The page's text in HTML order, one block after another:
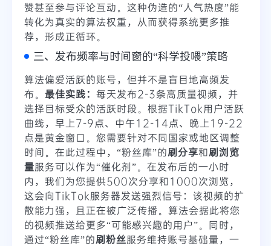
赞甚至参与评论互动。这种伪造的“人气热度”能
转化为真实的算法权重，从而获得系统更多推
荐，形成正循环。
三、发布频率与时间窗的“科学投喂”策略
算法偏爱活跃的账号，但并不是盲目地高频发
布。 最佳实践： 每天发布2-3条高质量视频，并
选择目标受众的活跃时段。根据TikTok用户活跃
曲线，早上7-9点、中午12-14点、晚上19-22
点是黄金窗口。您需要针对不同国家或地区调整
时间。在此过程中，“粉丝库”的刷分享和刷浏览
量服务可以作为“催化剂”。在发布后的一小时
内，我们为您提供500次分享和1000次浏览，
这会向TikTok服务器发送强烈信号：该视频的扩
散能力强，且正在被广泛传播。算法会据此将您
的视频推送给更多“可能感兴趣的用户”。同时，
通过“粉丝库”的刷粉丝服务维持账号基础量，一